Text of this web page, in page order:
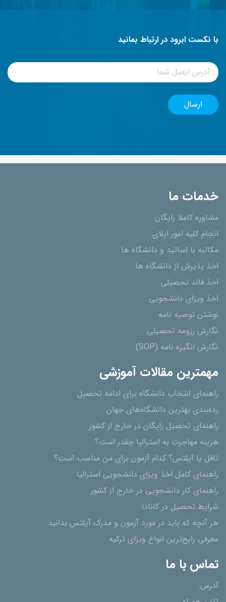
با نکست ابرود در ارتباط بمانید
خدمات ما
مشاوره کاملا رایگان
انجام کلیه امور اپلای
مکاتبه با اساتید و دانشگاه ها
اخذ پذیرش از دانشگاه ھا
اخذ فاند تحصیلی
اخذ ویزای دانشجویی
نوشتن توصیه نامه
نگارش رزومه تحصیلی
نگارش انگیزه نامه (SOP)
مهمترین مقالات آموزشی
راهنمای انتخاب دانشگاه برای ادامه تحصیل
رده‌بندی بهترین دانشگاه‌های جهان
راهنمای تحصیل رایگان در خارج از کشور
هزینه مهاجرت به استرالیا چقدر است؟
تافل یا آیلتس؟ کدام آزمون برای من مناسب است؟
راهنمای کامل اخذ ویزای دانشجویی استرالیا
راهنمای کار دانشجویی در خارج از کشور
شرایط تحصیل در کانادا
هر آنچه که باید در مورد آزمون و مدرک آیلتس بدانید
معرفی رایج‌ترین انواع ویزای ترکیه
تماس با ما
آدرس: